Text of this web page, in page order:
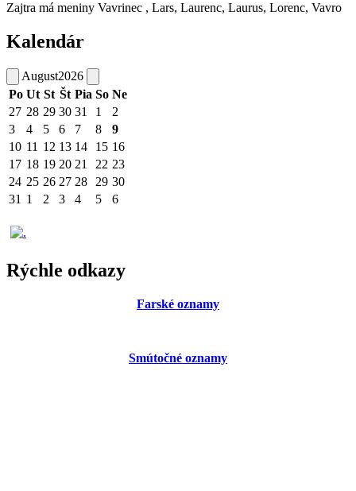
Zajtra má meniny Vavrinec , Lars, Laurenc, Laurus, Lorenc, Vavro
Kalendár
August2026
Po Ut St Št Pia So Ne
27 28 29 30 31 1
2
3
4 5 6 7 8
9
10 11 12 13 14 15 16
17 18 19 20 21 22 23
24 25 26 27 28 29 30
31 1 2 3 4 5 6
Rýchle odkazy
Farské oznamy
Smútočné oznamy